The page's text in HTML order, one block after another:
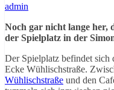
admin
Noch gar nicht lange her,
der Spielplatz in der
Der Spielplatz befindet sich
Ecke Wühlischstraße.
Wühlischstraße und den